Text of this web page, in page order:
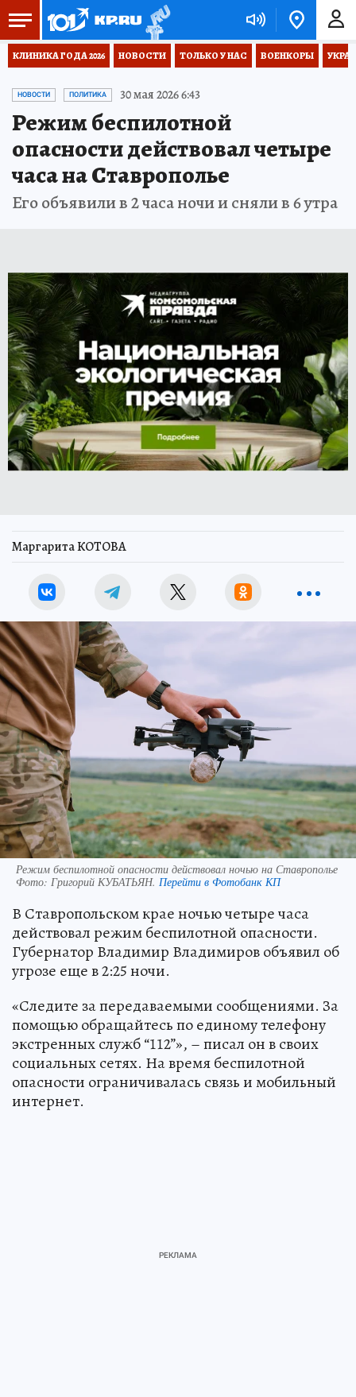
КЛИНИКА ГОДА 2026 НОВОСТИ ТОЛЬКО У НАС ВОЕНКОРЫ
НОВОСТИ ПОЛИТИКА 30 мая 2026 6:43
Режим беспилотной
опасности действовал четыре
часа на Ставрополье
Его объявили в 2 часа ночи и сняли в 6 утра
Маргарита КОТОВА
Режим беспилотной опасности действовал ночью на Ставрополье
Фото: Григорий КУБАТЬЯН. Перейти в Фотобанк КП
В Ставропольском крае ночью четыре часа
действовал режим беспилотной опасности.
Губернатор Владимир Владимиров объявил об
угрозе еще в 2:25 ночи.
«Следите за передаваемыми сообщениями. За
помощью обращайтесь по единому телефону
экстренных служб “112”», – писал он в своих
социальных сетях. На время беспилотной
опасности ограничивалась связь и мобильный
интернет.